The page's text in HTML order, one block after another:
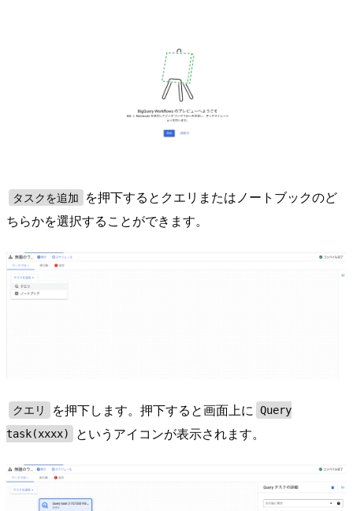
タスクを追加
を押下するとクエリまたはノートブックのど
ちらかを選択することができます。
クエリ を押下します。押下すると画面上に Query
task(xxxx)
というアイコンが表示されます。